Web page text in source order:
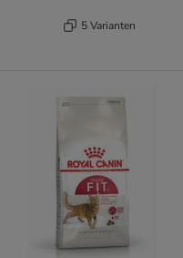
5 Varianten